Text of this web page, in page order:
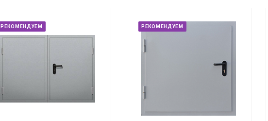
РЕКОМЕНДУЕМ РЕКОМЕНДУЕМ